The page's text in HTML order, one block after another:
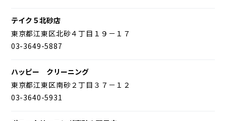
テイク５北砂店
東京都江東区北砂４丁目１９－１７
03-3649-5887
ハッピー クリーニング
東京都江東区南砂２丁目３７－１２
03-3640-5931